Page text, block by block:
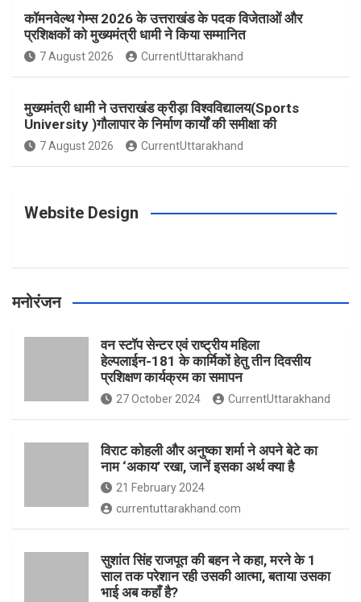
o
k
g
a
r
s
e
कॉमनवेल्थ गेम्स 2026 के उत्तराखंड के पदक विजेताओं और
प्रशिक्षकों को मुख्यमंत्री धामी ने किया सम्मानित
7 August 2026 CurrentUttarakhand
मुख्यमंत्री धामी ने उत्तराखंड क्रीड़ा विश्वविद्यालय(Sports
University )गौलापार के निर्माण कार्यों की समीक्षा की
7 August 2026 CurrentUttarakhand
Website Design
मनोरंजन
वन स्टॉप सेन्टर एवं राष्ट्रीय महिला
हेल्पलाईन-181 के कार्मिकों हेतु तीन दिवसीय
प्रशिक्षण कार्यक्रम का समापन
27 October 2024 CurrentUttarakhand
विराट कोहली और अनुष्का शर्मा ने अपने बेटे का
नाम ‘अकाय’ रखा, जानें इसका अर्थ क्‍या है
21 February 2024
currentuttarakhand.com
सुशांत सिंह राजपूत की बहन ने कहा, मरने के 1
साल तक परेशान रही उसकी आत्मा, बताया उसका
भाई अब कहाँ है?